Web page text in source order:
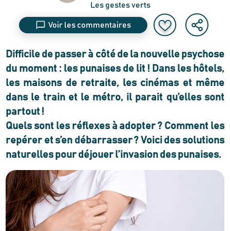
Les gestes verts
Voir les commentaires
Difficile de passer à côté de la nouvelle psychose
du moment : les punaises de lit ! Dans les hôtels,
les maisons de retraite, les cinémas et même
dans le train et le métro, il parait qu’elles sont
partout !
Quels sont les réflexes à adopter ? Comment les
repérer et s’en débarrasser ? Voici des solutions
naturelles pour déjouer l’invasion des punaises.